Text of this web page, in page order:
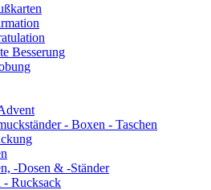
Besserung
- Boxen - Taschen
-Dosen & -Ständer
- Rucksack